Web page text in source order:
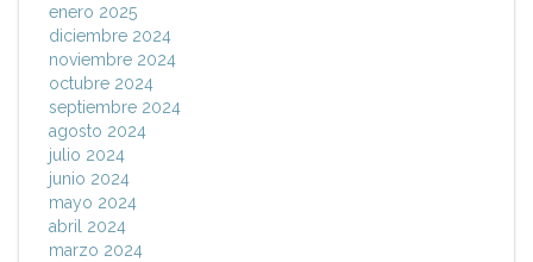
enero 2025
diciembre 2024
noviembre 2024
octubre 2024
septiembre 2024
agosto 2024
julio 2024
junio 2024
mayo 2024
abril 2024
marzo 2024